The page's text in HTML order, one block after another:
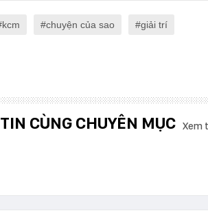
kcm chuyện của sao giải trí
TIN CÙNG CHUYÊN MỤC Xem